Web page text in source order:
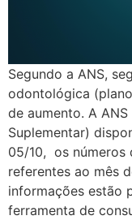
Segundo a ANS,
odontológica
de aumento. A
Suplementar)
05/10, os números
referentes ao mês
informações estão
ferramenta de